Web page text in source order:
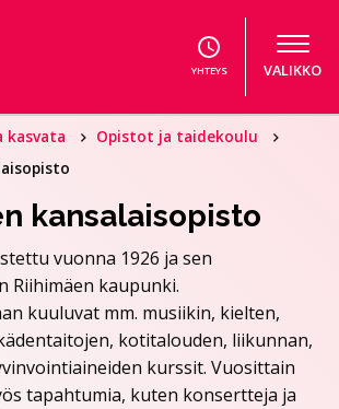
YHTEYS VALIKKO
kasvata
Opistot ja taidekoulu
kansalaisopisto
vuonna 1926 ja sen
Riihimäen kaupunki.
kuuluvat mm. musiikin, kielten,
kotitalouden, liikunnan,
kurssit. Vuosittain
tapahtumia, kuten konsertteja ja